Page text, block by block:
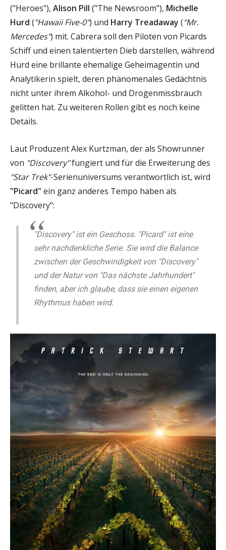
("Heroes"), Alison Pill ("The Newsroom"), Michelle
Hurd ("Hawaii Five-0") und Harry Treadaway ("Mr.
Mercedes") mit. Cabrera soll den Piloten von Picards
Schiff und einen talentierten Dieb darstellen, während
Hurd eine brillante ehemalige Geheimagentin und
Analytikerin spielt, deren phänomenales Gedächtnis
nicht unter ihrem Alkohol- und Drogenmissbrauch
gelitten hat. Zu weiteren Rollen gibt es noch keine
Details.
Laut Produzent Alex Kurtzman, der als Showrunner
von "Discovery"fungiert und für die Erweiterung des
"Star Trek"-Serienuniversums verantwortlich ist, wird
"Picard" ein ganz anderes Tempo haben als
"Discovery":
"Discovery" ist ein Geschoss. "Picard" ist eine
sehr nachdenkliche Serie. Sie wird die Balance
zwischen der Geschwindigkeit von "Discovery"
und der Natur von "Das nächste Jahrhundert"
finden, aber ich glaube, dass sie einen eigenen
Rhythmus haben wird.